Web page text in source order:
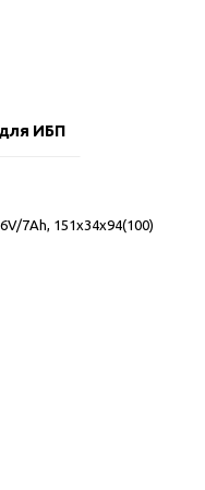
ИБП
7Ah, 151x34х94(100)